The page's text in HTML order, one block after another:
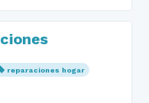
reparaciones hogar